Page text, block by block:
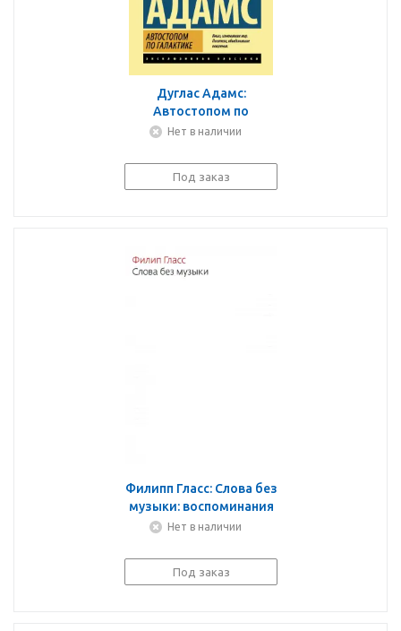
Дуглас Адамс:
Автостопом по
Галактике. Ресторан У
Нет в наличии
Под заказ
Филипп Гласс: Слова без
музыки: воспоминания
Нет в наличии
Под заказ